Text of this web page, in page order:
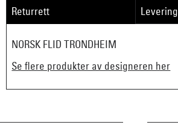
Returrett
Levering
NORSK FLID TRONDHEIM
Se flere produkter av designeren her